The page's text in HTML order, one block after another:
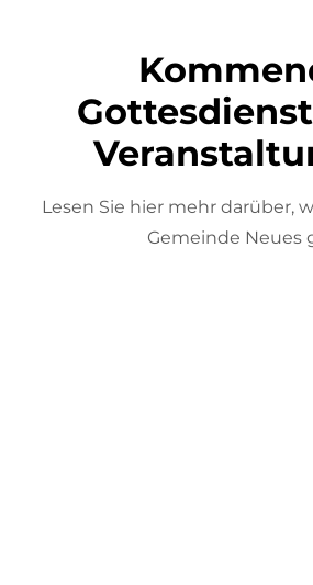
Lesen Sie hier mehr darüber,
Gemeinde Neues